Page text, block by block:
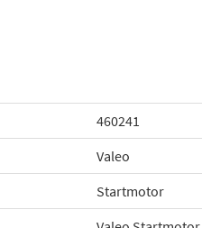
460241
Valeo
Startmotor